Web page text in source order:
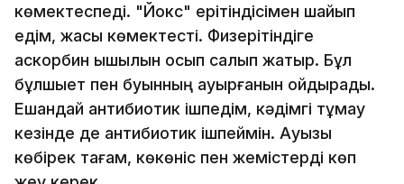
көмектеспеді. "Йокс" ерітіндісімен шайып
едім, жақсы көмектесті. Физерітіндіге
аскорбин қышқылын қосып салып жатыр. Бұл
бұлшықет пен буынның ауырғанын қойдырады.
Ешқандай антибиотик ішпедім, кәдімгі тұмау
кезінде де антибиотик ішпеймін. Ақуызы
көбірек тағам, көкөніс пен жемістерді көп